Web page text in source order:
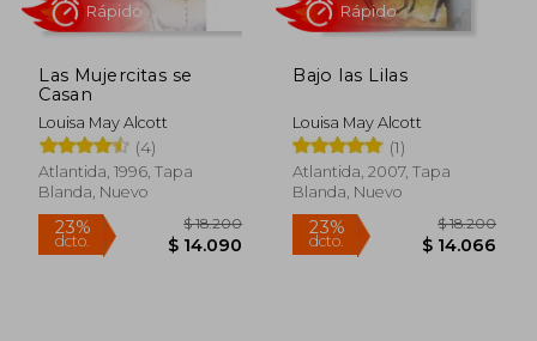
Las Mujercitas se
Casan
Louisa May Alcott
(4)
Atlantida, 1996, Tapa
Blanda, Nuevo
Bajo las Lilas
Louisa May Alcott
(1)
Atlantida, 2007, Tapa
Blanda, Nuevo